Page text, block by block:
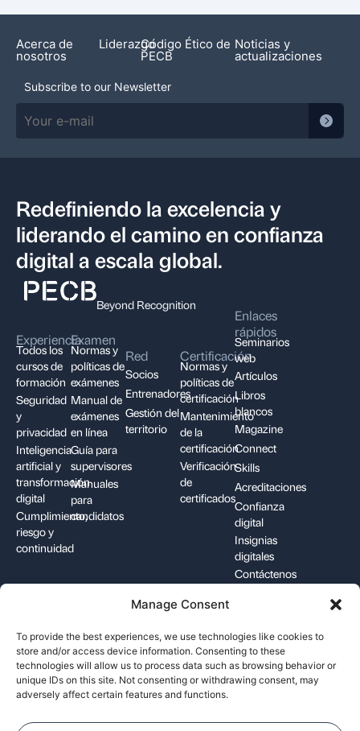
Manage Consent
To provide the best experiences, we use technologies like cookies to
store and/or access device information. Consenting to these
technologies will allow us to process data such as browsing behavior or
unique IDs on this site. Not consenting or withdrawing consent, may
adversely affect certain features and functions.
Acerca de
nosotros
LiderazgoCódigo Ético de
PECB
Noticias y
actualizaciones
Subscribe to our Newsletter
Redefiniendo la excelencia y
liderando el camino en confianza
digital a escala global.
Beyond Recognition
Experiencia
Todos los
cursos de
formación
Seguridad
y
privacidad
Inteligencia
artificial y
transformación
digital
Cumplimiento,
riesgo y
continuidad
Examen
Normas y
políticas de
exámenes
Manual de
exámenes
en línea
Guía para
supervisores
Manuales
para
candidatos
Red
Socios
Entrenadores
Gestión del
territorio
Certificación
Normas y
políticas de
certificación
Mantenimiento
de la
certificación
Verificación
de
certificados
Enlaces
rápidos
Seminarios
web
Artículos
Libros
blancos
Magazine
Connect
Skills
Acreditaciones
Confianza
digital
Insignias
digitales
Contáctenos
Términos y
Privacidad de los
Política de